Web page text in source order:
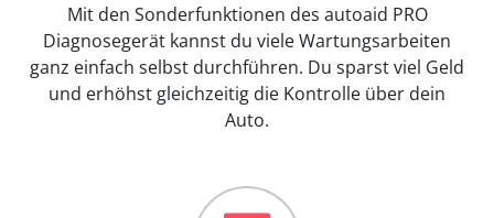
Mit den Sonderfunktionen des autoaid PRO
Diagnosegerät kannst du viele Wartungsarbeiten
ganz einfach selbst durchführen. Du sparst viel Geld
und erhöhst gleichzeitig die Kontrolle über dein
Auto.